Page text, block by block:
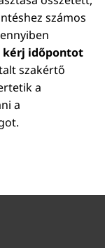
számos
kérj időpontot
szakértő
a
a